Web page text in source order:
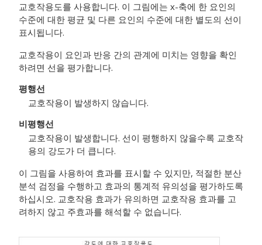
교호작용도를 사용합니다. 이 그림에는 x-축에 한 요인의
수준에 대한 평균 및 다른 요인의 수준에 대한 별도의 선이
표시됩니다.
교호작용이 요인과 반응 간의 관계에 미치는 영향을 확인
하려면 선을 평가합니다.
평행선
교호작용이 발생하지 않습니다.
비평행선
교호작용이 발생합니다. 선이 평행하지 않을수록 교호작
용의 강도가 더 큽니다.
이 그림을 사용하여 효과를 표시할 수 있지만, 적절한 분산
분석 검정을 수행하고 효과의 통계적 유의성을 평가하도록
하십시오. 교호작용 효과가 유의하면 교호작용 효과를 고
려하지 않고 주효과를 해석할 수 없습니다.